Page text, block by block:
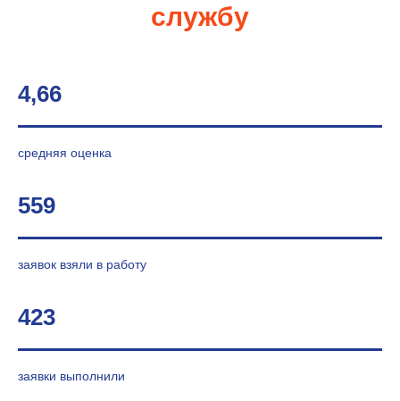
службу
4,66
средняя оценка
559
заявок взяли в работу
423
заявки выполнили